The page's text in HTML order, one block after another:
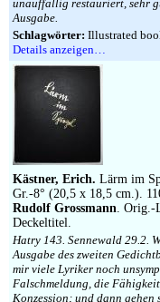
unauffällig restauriert, sehr
Ausgabe.
Schlagwörter: Illustrated
Details anzeigen…
Kästner, Erich. Lärm im
Gr.-8° (20,5 x 18,5 cm.).
Rudolf Grossmann. Orig.-
Deckeltitel.
Hatry 143. Sennewald 29.2.
Ausgabe des zweiten
mir viele Lyriker noch
Falschmeldung, die
Konzession; und dann